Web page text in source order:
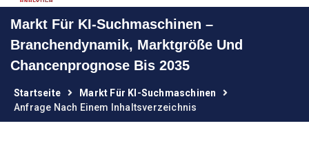
Markt Für KI-Suchmaschinen –
Branchendynamik, Marktgröße Und
Chancenprognose Bis 2035
Startseite
Markt Für KI-Suchmaschinen
Anfrage Nach Einem Inhaltsverzeichnis